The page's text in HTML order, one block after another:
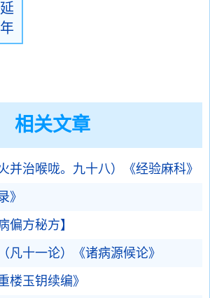
延
年
相关文章
并治喉咙。九十八）《经验麻科》
》
偏方秘方】
凡十一论）《诸病源候论》
楼玉钥续编》